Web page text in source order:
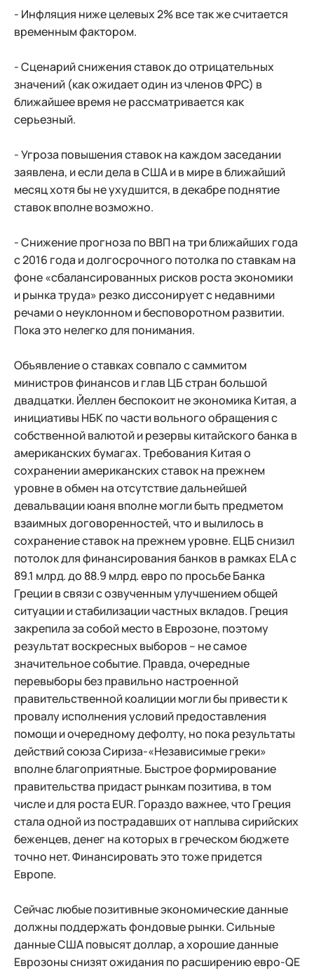
- Инфляция ниже целевых 2% все так же считается
временным фактором.
- Сценарий снижения ставок до отрицательных
значений (как ожидает один из членов ФРС) в
ближайшее время не рассматривается как
серьезный.
- Угроза повышения ставок на каждом заседании
заявлена, и если дела в США и в мире в ближайший
месяц хотя бы не ухудшится, в декабре поднятие
ставок вполне возможно.
- Снижение прогноза по ВВП на три ближайших года
с 2016 года и долгосрочного потолка по ставкам на
фоне «сбалансированных рисков роста экономики
и рынка труда» резко диссонирует с недавними
речами о неуклонном и бесповоротном развитии.
Пока это нелегко для понимания.
Объявление о ставках совпало с саммитом
министров финансов и глав ЦБ стран большой
двадцатки. Йеллен беспокоит не экономика Китая, а
инициативы НБК по части вольного обращения с
собственной валютой и резервы китайского банка в
американских бумагах. Требования Китая о
сохранении американских ставок на прежнем
уровне в обмен на отсутствие дальнейшей
девальвации юаня вполне могли быть предметом
взаимных договоренностей, что и вылилось в
сохранение ставок на прежнем уровне. ЕЦБ снизил
потолок для финансирования банков в рамках ELA с
89.1 млрд. до 88.9 млрд. евро по просьбе Банка
Греции в связи с озвученным улучшением общей
ситуации и стабилизации частных вкладов. Греция
закрепила за собой место в Еврозоне, поэтому
результат воскресных выборов – не самое
значительное событие. Правда, очередные
перевыборы без правильно настроенной
правительственной коалиции могли бы привести к
провалу исполнения условий предоставления
помощи и очередному дефолту, но пока результаты
действий союза Сириза-«Независимые греки»
вполне благоприятные. Быстрое формирование
правительства придаст рынкам позитива, в том
числе и для роста EUR. Гораздо важнее, что Греция
стала одной из пострадавших от наплыва сирийских
беженцев, денег на которых в греческом бюджете
точно нет. Финансировать это тоже придется
Европе.
Сейчас любые позитивные экономические данные
должны поддержать фондовые рынки. Сильные
данные США повысят доллар, а хорошие данные
Еврозоны снизят ожидания по расширению евро-QE